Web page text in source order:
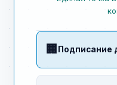
🏢 Подписание